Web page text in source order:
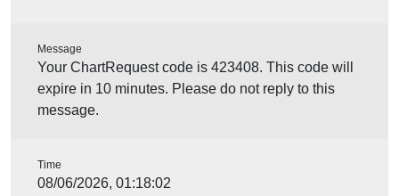
Message
Your ChartRequest code is 423408. This code will
expire in 10 minutes. Please do not reply to this
message.
Time
08/06/2026, 01:18:02